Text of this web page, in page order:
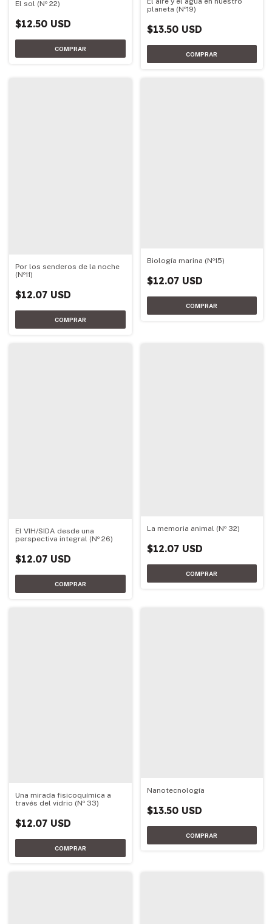
El sol (Nº 22)
$12.50 USD
planeta (Nº19)
$13.50 USD
Por los senderos de la noche
(Nº11)
$12.07 USD
Biología marina (Nº15)
$12.07 USD
El VIH/SIDA desde una
perspectiva integral (Nº 26)
$12.07 USD
La memoria animal (Nº 32)
$12.07 USD
Una mirada fisicoquímica a
través del vidrio (Nº 33)
$12.07 USD
Nanotecnología
$13.50 USD